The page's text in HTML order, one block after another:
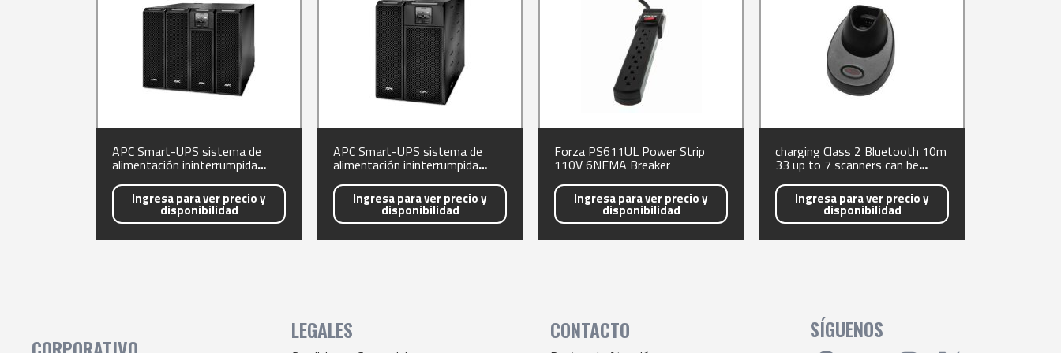
APC Smart-UPS sistema de
alimentación ininterrumpida
(UPS) Doble conversión (en línea)
10 kVA 10000 W 29 AC
outlet(s)
Ingresa para ver precio y
disponibilidad
APC Smart-UPS sistema de
alimentación ininterrumpida
(UPS) Doble conversión (en línea)
6 kVA 6000 W 17 AC outlet(s)
Ingresa para ver precio y
disponibilidad
Forza PS611UL Power Strip
110V 6NEMA Breaker
Ingresa para ver precio y
disponibilidad
charging Class 2 Bluetooth 10m
33 up to 7 scanners can be
connected RS232USBKBWIBM
host interfaces cable sold
Ingresa para ver precio y
disponibilidad
LEGALES CONTACTO SÍGUENOS